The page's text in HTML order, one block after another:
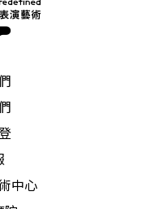
想就是自己的喜酒在
觀眾的意義就產生了
密轉為公開的關係，
性同時存在於那個場
初的觀演關係從中而
，此後，發現觀眾的
中心